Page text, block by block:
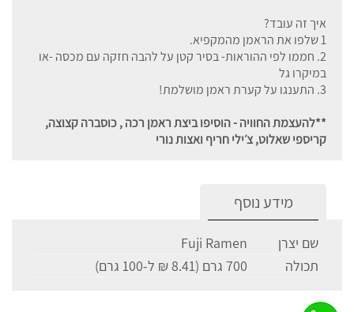
איך זה עובד?
1 שלפו את הראמן מהמקפיא.
2. חממו לפי ההוראות- בסיר קטן על להבה חזקה עם מכסה -או
במיקרו גל
3. התענגו על קערת ראמן מושלמת!
**להעצמת החוויה - הוסיפו ביצת ראמן רכה , כוסברה קצוצה,
קריספי שאלוט, צ׳ילי חריף ואצות נורי
מידע נוסף
שם יצרן
Fuji Ramen
תכולה
700 גרם (8.41 ₪ ל-100 גרם)